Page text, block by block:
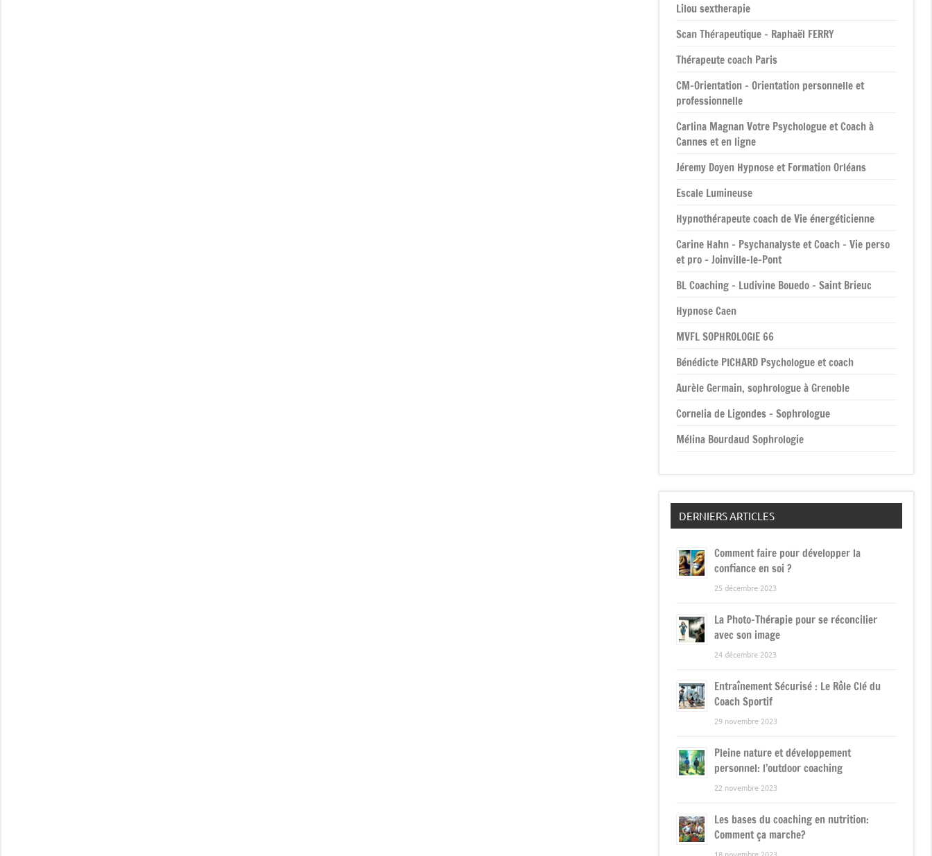
Lilou sextherapie
Scan Thérapeutique – Raphaël FERRY
Thérapeute coach Paris
CM-Orientation – Orientation personnelle et
professionnelle
Carlina Magnan Votre Psychologue et Coach à
Cannes et en ligne
Jéremy Doyen Hypnose et Formation Orléans
Escale Lumineuse
Hypnothérapeute coach de Vie énergéticienne
Carine Hahn – Psychanalyste et Coach – Vie perso
et pro – Joinville-le-Pont
BL Coaching – Ludivine Bouedo – Saint Brieuc
Hypnose Caen
MVFL SOPHROLOGIE 66
Bénédicte PICHARD Psychologue et coach
Aurèle Germain, sophrologue à Grenoble
Cornelia de Ligondes – Sophrologue
Mélina Bourdaud Sophrologie
DERNIERS ARTICLES
Comment faire pour développer la
confiance en soi ?
25 décembre 2023
La Photo-Thérapie pour se réconcilier
avec son image
24 décembre 2023
Entraînement Sécurisé : Le Rôle Clé du
Coach Sportif
29 novembre 2023
Pleine nature et développement
personnel: l’outdoor coaching
22 novembre 2023
Les bases du coaching en nutrition:
Comment ça marche?